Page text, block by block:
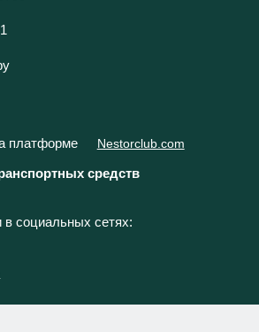
платформе Nestorclub.com
средств
социальных сетях: